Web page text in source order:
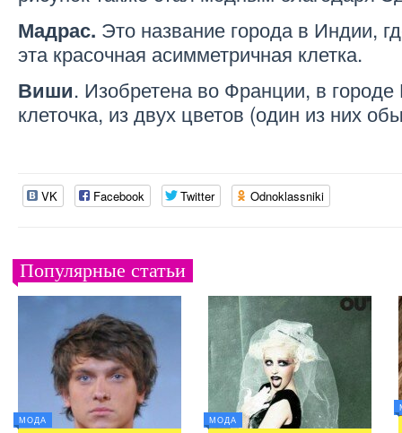
Мадрас. Это название города в Индии,
эта красочная асимметричная клетка.
Виши. Изобретена во Франции, в
клеточка, из двух цветов (один из них
VK Facebook Twitter Odnoklassniki
Популярные статьи
МОДА МОДА